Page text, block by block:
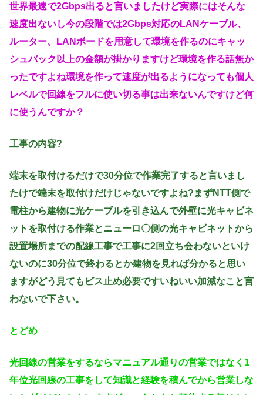
世界最速で2Gbps出ると言いましたけど実際にはそんな
速度出ないし今の段階では2Gbps対応のLANケーブル、
ルーター、LANボードを用意して環境を作るのにキャッ
シュバック以上の金額が掛かりますけど環境を作る話無か
ったですよね環境を作って速度が出るようになっても個人
レベルで回線をフルに使い切る事は出来ないんですけど何
に使うんですか？
工事の内容?
端末を取付けるだけで30分位で作業完了すると言いまし
たけで端末を取付けだけじゃないですよね?まずNTT側で
電柱から建物に光ケーブルを引き込んで外壁に光キャビネ
ットを取付ける作業とニューロ〇側の光キャビネットから
設置場所までの配線工事で工事に2回立ち会わないといけ
ないのに30分位で終わるとか建物を見れば分かると思い
ますがどう見てもビス止め必要ですいねいい加減なこと言
わないで下さい。
とどめ
光回線の営業をするならマニュアル通りの営業ではなく1
年位光回線の工事をして知識と経験を積んでから営業しな